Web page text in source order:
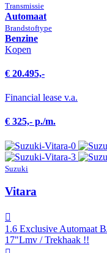
Transmissie
Automaat
Brandstof­type
Benzine
Kopen
€ 20.495,-
Financial lease v.a.
€ 325,- p./m.
Suzuki
Vitara
1.6 Exclusive Automaat
17"Lmv / Trekhaak !!